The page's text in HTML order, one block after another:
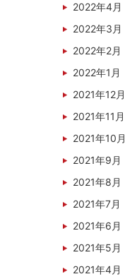
2022年4月
2022年3月
2022年2月
2022年1月
2021年12月
2021年11月
2021年10月
2021年9月
2021年8月
2021年7月
2021年6月
2021年5月
2021年4月